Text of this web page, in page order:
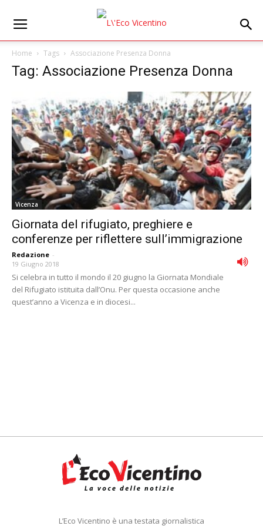
Home Tags Associazione Presenza Donna
Tag: Associazione Presenza Donna
Vicenza
Giornata del rifugiato, preghiere e
conferenze per riflettere sull’immigrazione
Redazione -
19 Giugno 2018
Si celebra in tutto il mondo il 20 giugno la Giornata Mondiale
del Rifugiato istituita dall’Onu. Per questa occasione anche
quest’anno a Vicenza e in diocesi...
L’Eco Vicentino è una testata giornalistica